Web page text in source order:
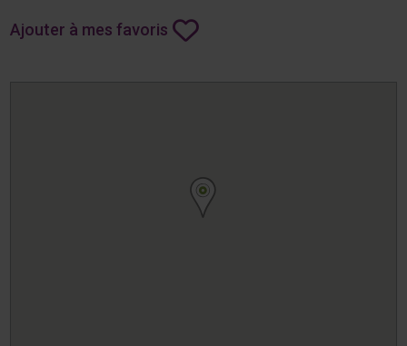
Ajouter à mes favoris